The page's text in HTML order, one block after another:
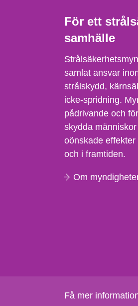
För ett
samhälle
samlat ansvar
strålskydd,
icke-spridning.
pådrivande och
skydda
oönskade
och i framtiden.
Om
Få mer